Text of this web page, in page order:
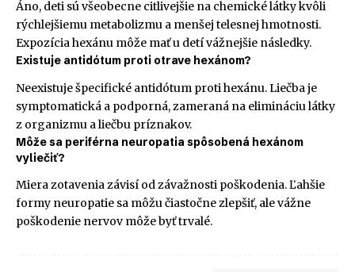
Áno, deti sú všeobecne citlivejšie na chemické látky kvôli
rýchlejšiemu metabolizmu a menšej telesnej hmotnosti.
Expozícia hexánu môže mať u detí vážnejšie následky.
Existuje antidótum proti otrave hexánom?
Neexistuje špecifické antidótum proti hexánu. Liečba je
symptomatická a podporná, zameraná na elimináciu látky
z organizmu a liečbu príznakov.
Môže sa periférna neuropatia spôsobená hexánom
vyliečiť?
Miera zotavenia závisí od závažnosti poškodenia. Ľahšie
formy neuropatie sa môžu čiastočne zlepšiť, ale vážne
poškodenie nervov môže byť trvalé.